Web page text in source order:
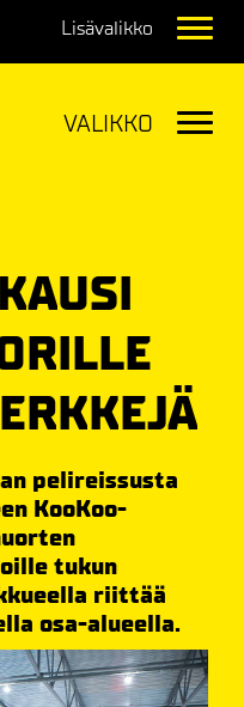
pelireissusta
KooKoo-
tukun
riittää
osa-alueella.